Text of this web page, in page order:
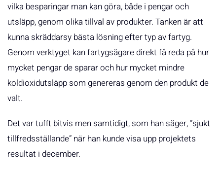
vilka besparingar man kan göra, både i pengar och
utsläpp, genom olika tillval av produkter. Tanken är att
kunna skräddarsy bästa lösning efter typ av fartyg.
Genom verktyget kan fartygsägare direkt få reda på hur
mycket pengar de sparar och hur mycket mindre
koldioxidutsläpp som genereras genom den produkt de
valt.
Det var tufft bitvis men samtidigt, som han säger, ”sjukt
tillfredsställande” när han kunde visa upp projektets
resultat i december.